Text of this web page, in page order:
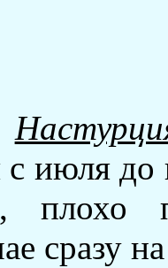
с июля
плохо
сразу